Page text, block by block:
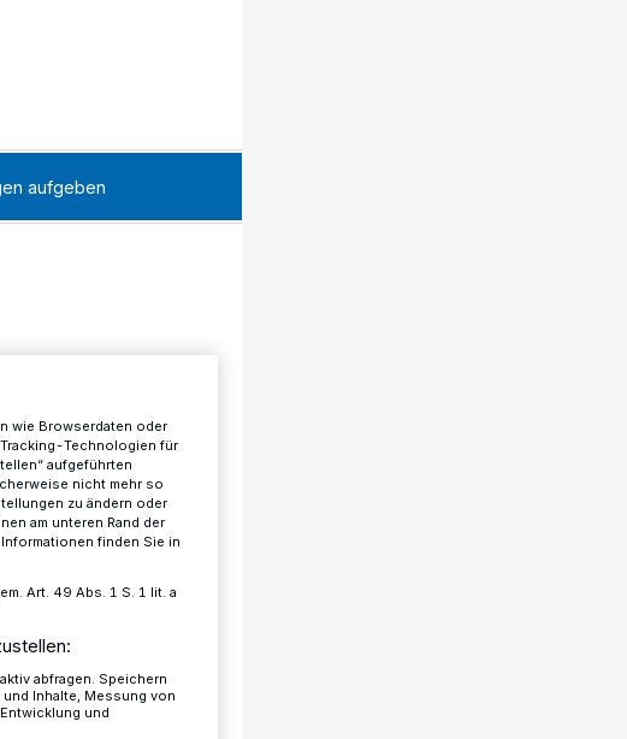
aufgeben
wie Browserdaten oder
Technologien für
aufgeführten
nicht mehr so
zu ändern oder
am unteren Rand der
finden Sie in
Art. 49 Abs. 1 S. 1 lit. a
abfragen. Speichern
Inhalte, Messung von
und